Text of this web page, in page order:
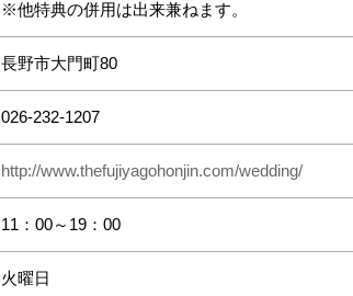
※他特典の併用は出来兼ねます。
長野市大門町80
026-232-1207
http://www.thefujiyagohonjin.com/wedding/
11：00～19：00
火曜日